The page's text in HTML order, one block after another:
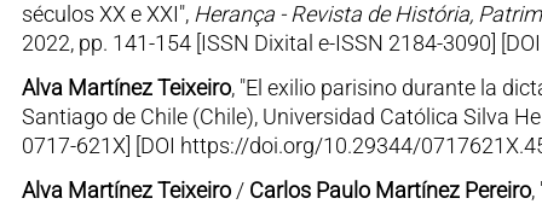
séculos XX e XXI", Herança - Revista de História,
2022, pp. 141-154 [ISSN Dixital e-ISSN 2184-3090]
Alva Martínez Teixeiro, "El exilio parisino durante la
Santiago de Chile (Chile), Universidad Católica Silva
0717-621X] [DOI https://doi.org/10.29344/
Alva Martínez Teixeiro/ Carlos Paulo Martínez Pereiro,